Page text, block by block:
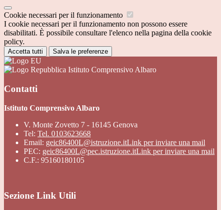
Cookie necessari per il funzionamento
I cookie necessari per il funzionamento non possono essere
disabilitati. È possibile consultare l'elenco nella pagina della cookie
policy.
Accetta tutti Salva le preferenze
Istituto Comprensivo Albaro
Contatti
Istituto Comprensivo Albaro
V. Monte Zovetto 7 - 16145 Genova
Tel: Tel. 0103623668
Email: geic86400L@istruzione.itLink per inviare una mail
PEC: geic86400L@pec.istruzione.itLink per inviare una mail
C.F.: 95160180105
Sezione Link Utili